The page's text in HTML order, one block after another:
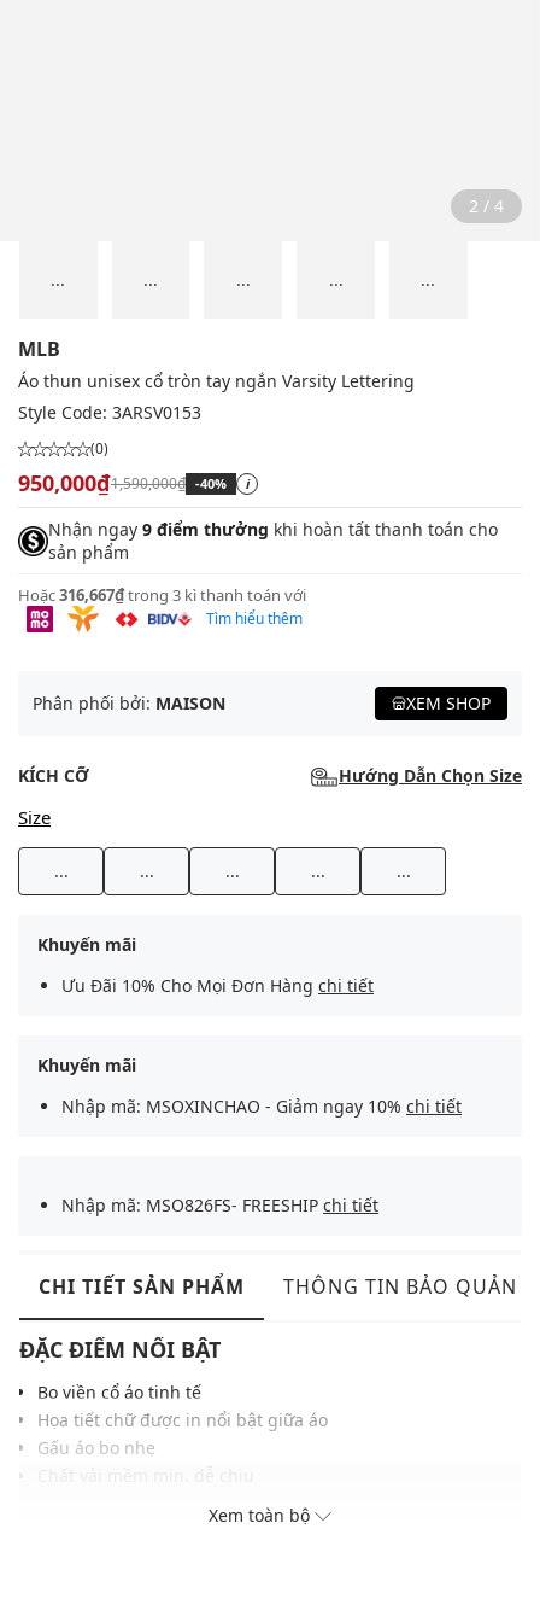
2 / 4
... ... ... ... ...
MLB
Áo thun unisex cổ tròn tay ngắn Varsity Lettering
Style Code: 3ARSV0153
(0)
950,000₫1,590,000₫ -40% i
Nhận ngay 9 điểm thưởng khi hoàn tất thanh toán cho
sản phẩm
Hoặc316,667₫trong 3 kì thanh toán với
Tìm hiểu thêm
Phân phối bởi: MAISON XEM SHOP
KÍCH CỠ Hướng Dẫn Chọn Size
Size
... ... ... ... ...
Khuyến mãi
Ưu Đãi 10% Cho Mọi Đơn Hàng chi tiết
Khuyến mãi
Nhập mã: MSOXINCHAO - Giảm ngay 10% chi tiết
Nhập mã: MSO826FS- FREESHIP chi tiết
CHI TIẾT SẢN PHẨM THÔNG TIN BẢO QUẢN
ĐẶC ĐIỂM NỔI BẬT
Bo viền cổ áo tinh tế
Họa tiết chữ được in nổi bật giữa áo
Gấu áo bo nhẹ
Thiết kế logo bóng chày in ở dưới góc trái
Gam màu hiện đại dễ dàng phối với nhiều trang phục và
Xem toàn bộ